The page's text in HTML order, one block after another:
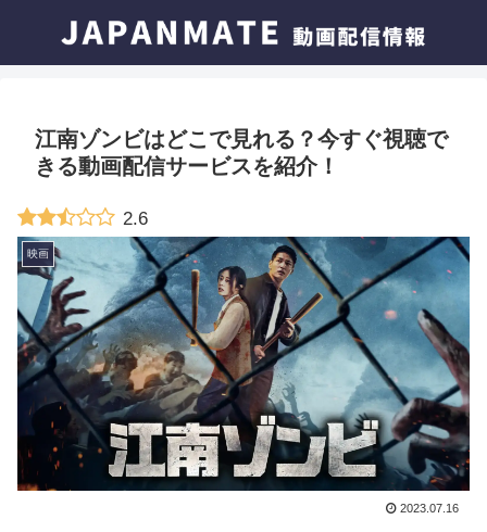
江南ゾンビはどこで見れる？今すぐ視聴で
きる動画配信サービスを紹介！
2.6
映画
2023.07.16